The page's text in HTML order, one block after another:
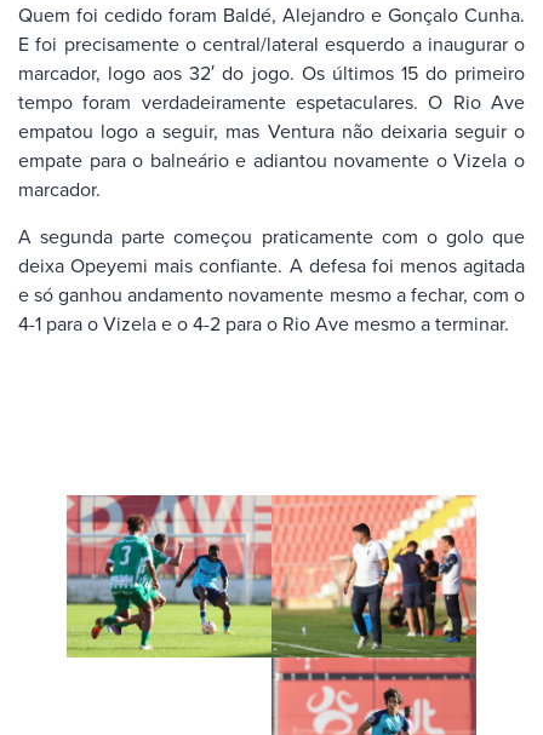
Quem foi cedido foram Baldé, Alejandro e Gonçalo Cunha.
E foi precisamente o central/lateral esquerdo a inaugurar o
marcador, logo aos 32′ do jogo. Os últimos 15 do primeiro
tempo foram verdadeiramente espetaculares. O Rio Ave
empatou logo a seguir, mas Ventura não deixaria seguir o
empate para o balneário e adiantou novamente o Vizela o
marcador.
A segunda parte começou praticamente com o golo que
deixa Opeyemi mais confiante. A defesa foi menos agitada
e só ganhou andamento novamente mesmo a fechar, com o
4-1 para o Vizela e o 4-2 para o Rio Ave mesmo a terminar.